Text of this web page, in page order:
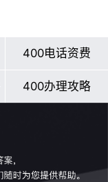
400电话资费
400办理攻略